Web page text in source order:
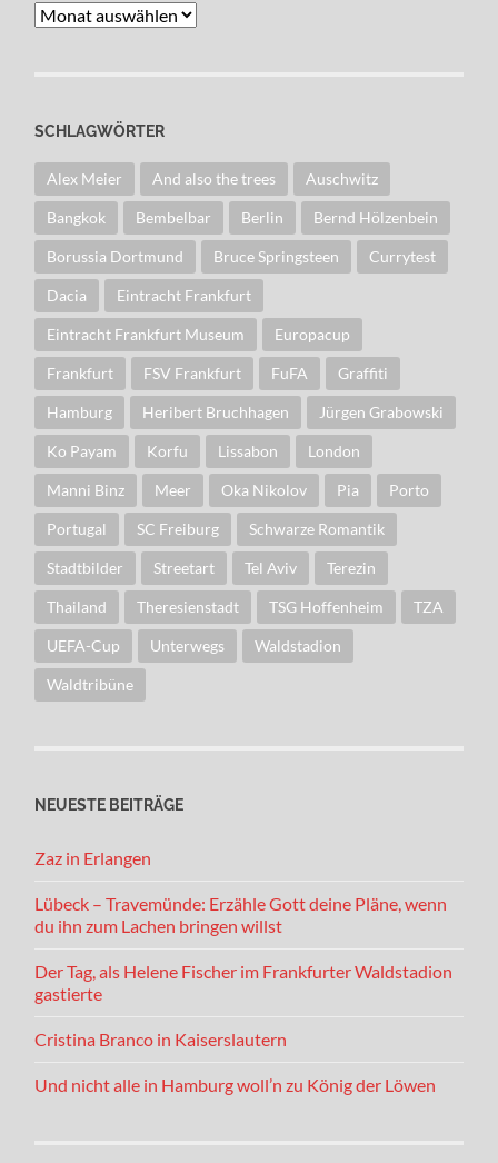
Archiv
SCHLAGWÖRTER
Alex Meier And also the trees Auschwitz
Bangkok Bembelbar Berlin Bernd Hölzenbein
Borussia Dortmund Bruce Springsteen Currytest
Dacia Eintracht Frankfurt
Eintracht Frankfurt Museum Europacup
Frankfurt FSV Frankfurt FuFA Graffiti
Hamburg Heribert Bruchhagen Jürgen Grabowski
Ko Payam Korfu Lissabon London
Manni Binz Meer Oka Nikolov Pia Porto
Portugal SC Freiburg Schwarze Romantik
Stadtbilder Streetart Tel Aviv Terezin
Thailand Theresienstadt TSG Hoffenheim TZA
UEFA-Cup Unterwegs Waldstadion
Waldtribüne
NEUESTE BEITRÄGE
Zaz in Erlangen
Lübeck – Travemünde: Erzähle Gott deine Pläne, wenn
du ihn zum Lachen bringen willst
Der Tag, als Helene Fischer im Frankfurter Waldstadion
gastierte
Cristina Branco in Kaiserslautern
Und nicht alle in Hamburg woll’n zu König der Löwen